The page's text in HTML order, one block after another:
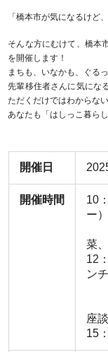
「橋本市が気になるけど
そんな方にむけて、橋本
を開催します！
まちも、いなかも、ぐる
先輩移住者さんに気にな
ただくだけではわからな
あなたも「はしっこ暮ら
開催日
開催時間
10
ー）
菜
12
ンチ
座
15